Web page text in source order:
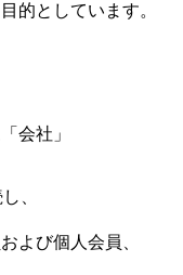
的としています。
会社」
、
よび個人会員、